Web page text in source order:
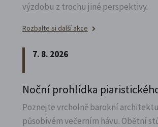
výzdobu z trochu jiné perspektivy.
Rozbalte si další akce
7. 8. 2026
Noční prohlídka
Poznejte vrcholně barokní
působivém večerním hávu. Obětní